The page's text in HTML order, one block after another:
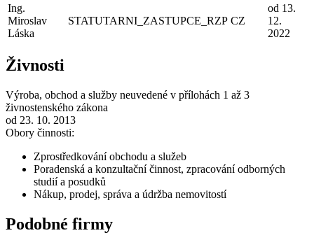
Ing.
Miroslav
Láska
STATUTARNI_ZASTUPCE_RZP CZ
od 13.
12.
2022
Živnosti
Výroba, obchod a služby neuvedené v přílohách 1 až 3
živnostenského zákona
od 23. 10. 2013
Obory činnosti:
Zprostředkování obchodu a služeb
Poradenská a konzultační činnost, zpracování odborných
studií a posudků
Nákup, prodej, správa a údržba nemovitostí
Podobné firmy